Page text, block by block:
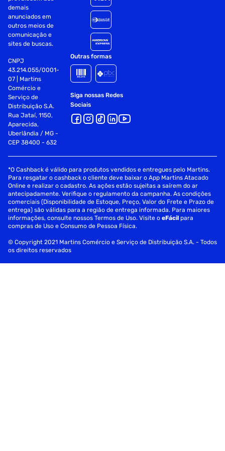
demais
anunciados em
outros meios de
comunicação e
sites de buscas.
CNPJ
43.214.055/0001-
07 | Martins
Comércio e
Serviço de
Distribuição S.A.
Rua Jataí, 1150,
Aparecida,
Uberlândia / MG -
CEP 38400 - 632
Outras formas
Siga nossas Redes
Sociais
*O Cashback é válido para produtos vendidos e entregues pelo Martins.
Para resgatar o cashback o cliente deve baixar o App Martins Atacado
Online e realizar o cadastro. As ações estão sujeitas a saírem do ar
antecipadamente. Verifique o regulamento da campanha. As condições
comerciais (Disponibilidade de Estoque, Preço, Valor do Frete e Prazo de
entrega) são válidas para a região de entrega informada. Para maiores
informações, consulte nossos Termos de Uso. Visite oeFácil para
compras de Uso e Consumo de Pessoa Física.
© Copyright 2021 Martins Comércio e Serviço de Distribuição S.A. - Todos
os direitos reservados